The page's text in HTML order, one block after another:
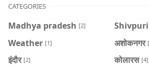
CATEGORIES
Madhya pradesh [2] Shivpuri
Weather [1] अशोकनगर
इंदौर [2] कोलारस [4]